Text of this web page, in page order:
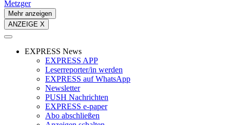
Metzger
Mehr anzeigen
ANZEIGE X
EXPRESS News
EXPRESS APP
Leserreporter/in werden
EXPRESS auf WhatsApp
Newsletter
PUSH Nachrichten
EXPRESS e-paper
Abo abschließen